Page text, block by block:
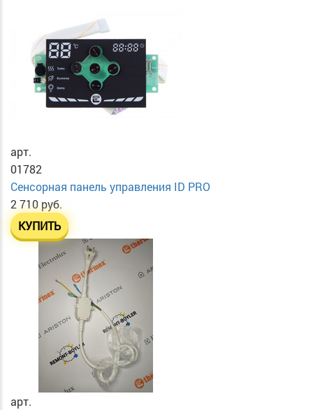
арт.
01782
Сенсорная панель управления ID PRO
2 710 руб.
КУПИТЬ
арт.